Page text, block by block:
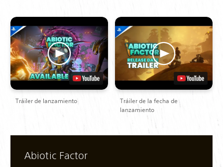
Tráiler de lanzamiento
Tráiler de la fecha de
lanzamiento
Abiotic Factor